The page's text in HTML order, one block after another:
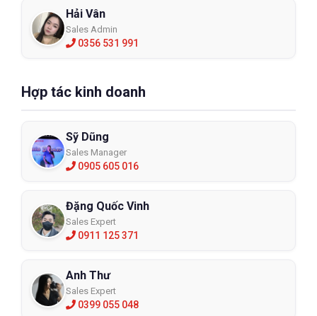
Hải Vân
Sales Admin
0356 531 991
Hợp tác kinh doanh
Sỹ Dũng
Sales Manager
0905 605 016
Đặng Quốc Vinh
Sales Expert
0911 125 371
Anh Thư
Sales Expert
0399 055 048